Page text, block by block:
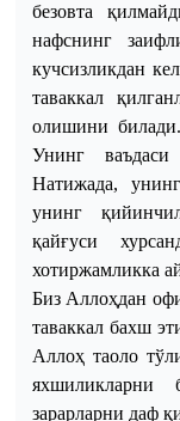
безовта
нафснинг
кучсизликдан
таваккал
олишини
Унинг
Натижада,
унинг
қайғуси
хотиржамликка
Биз Аллоҳдан
таваккал бахш
Аллоҳ таоло
зарарларни даф